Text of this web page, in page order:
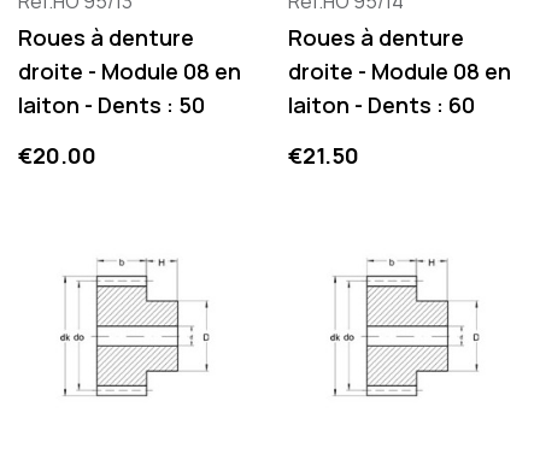
Roues à denture
droite - Module 08 en
laiton - Dents : 50
Price
€20.00
Roues à denture
droite - Module 08 en
laiton - Dents : 60
Price
€21.50